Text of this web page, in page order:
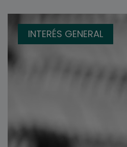
INTERÉS GENERAL